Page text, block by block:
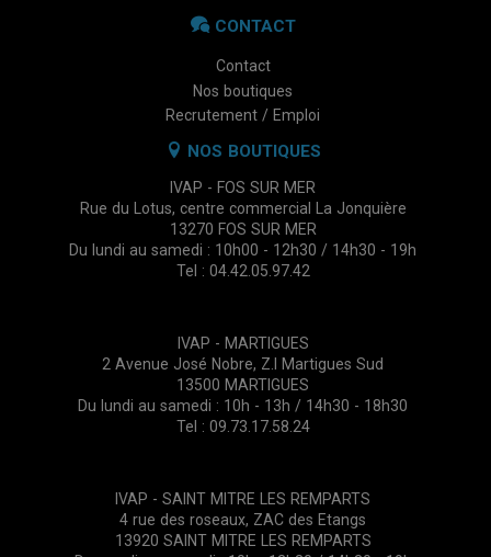
CONTACT
Contact
Nos boutiques
Recrutement / Emploi
NOS BOUTIQUES
IVAP - FOS SUR MER
Rue du Lotus, centre commercial La Jonquière
13270 FOS SUR MER
Du lundi au samedi : 10h00 - 12h30 / 14h30 - 19h
Tel : 04.42.05.97.42
IVAP - MARTIGUES
2 Avenue José Nobre, Z.I Martigues Sud
13500 MARTIGUES
Du lundi au samedi : 10h - 13h / 14h30 - 18h30
Tel : 09.73.17.58.24
IVAP - SAINT MITRE LES REMPARTS
4 rue des roseaux, ZAC des Etangs
13920 SAINT MITRE LES REMPARTS